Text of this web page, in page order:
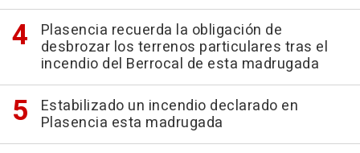
Plasencia recuerda la obligación de
desbrozar los terrenos particulares tras el
incendio del Berrocal de esta madrugada
Estabilizado un incendio declarado en
Plasencia esta madrugada